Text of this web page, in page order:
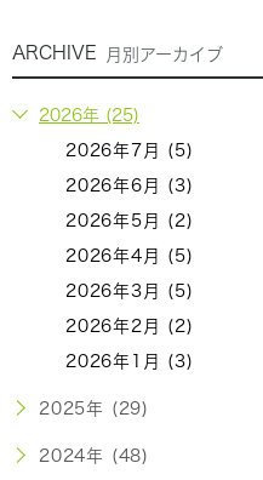
ARCHIVE 月別アーカイブ
2026年 (25)
2026年7月 (5)
2026年6月 (3)
2026年5月 (2)
2026年4月 (5)
2026年3月 (5)
2026年2月 (2)
2026年1月 (3)
2025年 (29)
2024年 (48)